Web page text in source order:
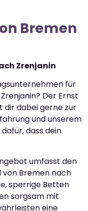
Bremen
Zrenjanin
für
Der Ernst
dir dabei gerne zur
und unserem
dass dein
umfasst den
Bremen nach
sperrige Betten
sorgsam mit
eine